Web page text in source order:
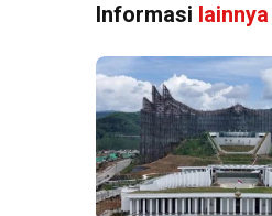
Informasi lainnya